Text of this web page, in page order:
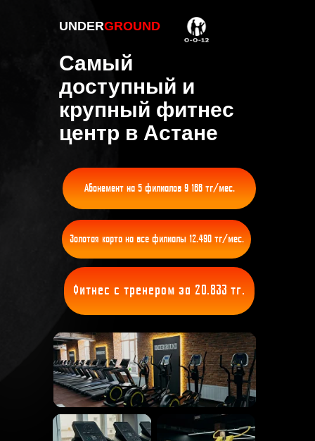
Самый
доступный и
крупный фитнес
центр в Астане
UNDERGROUND
Золотая карта на все филиалы 12.490 тг/мес.
Фитнес с тренером за 20.833 тг.
Абонемент на 5 филиалов 9 166 тг/мес.